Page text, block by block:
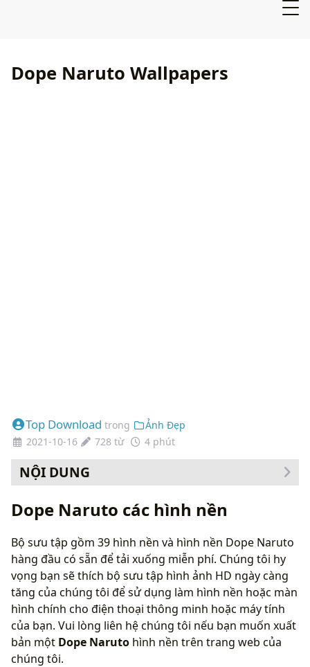
Dope Naruto Wallpapers
Top Download trong
Ảnh Đẹp
2021-10-16
728 từ 4 phút
NỘI DUNG
Dope Naruto các hình nền
Bộ sưu tập gồm 39 hình nền và hình nền Dope Naruto
hàng đầu có sẵn để tải xuống miễn phí. Chúng tôi hy
vọng bạn sẽ thích bộ sưu tập hình ảnh HD ngày càng
tăng của chúng tôi để sử dụng làm hình nền hoặc màn
hình chính cho điện thoại thông minh hoặc máy tính
của bạn. Vui lòng liên hệ chúng tôi nếu bạn muốn xuất
bản một Dope Naruto hình nền trên trang web của
chúng tôi.